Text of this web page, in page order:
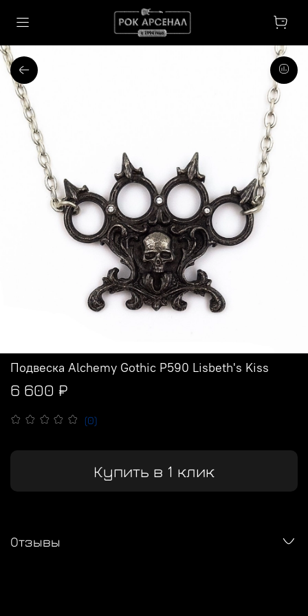
(0)
Подвеска Alchemy Gothic P590 Lisbeth's Kiss
6 600 ₽
Купить в 1 клик
Отзывы